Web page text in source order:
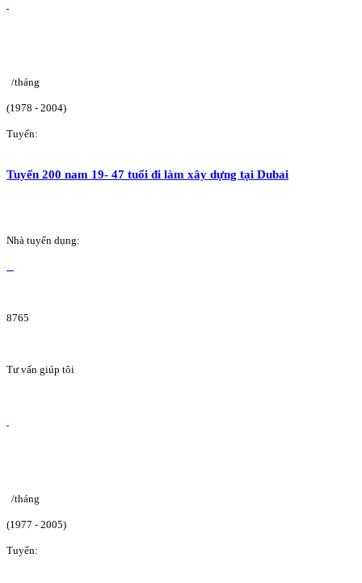
/tháng
(1978 - 2004)
Tuyển:
Tuyển 200 nam 19- 47 tuổi đi làm xây dựng tại Dubai
Nhà tuyển dụng:
8765
Tư vấn giúp tôi
/tháng
(1977 - 2005)
Tuyển: